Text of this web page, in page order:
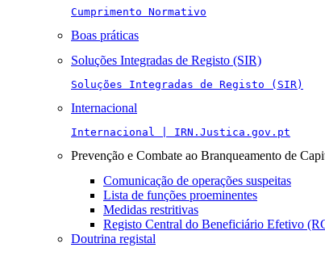
Cumprimento Normativo
Boas práticas
Soluções Integradas de Registo (SIR)
Soluções Integradas de Registo (SIR)
Internacional
Internacional | IRN.Justica.gov.pt
Prevenção e Combate ao Branqueamento de
Comunicação de operações suspeitas
Lista de funções proeminentes
Medidas restritivas
Registo Central do Beneficiário Efetivo
Doutrina registal